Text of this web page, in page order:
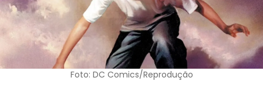
Foto: DC Comics/Reprodução